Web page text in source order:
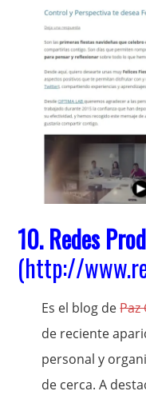
10.Redes
(http://
Es el blog dePaz
de reciente
personal y
de cerca. A